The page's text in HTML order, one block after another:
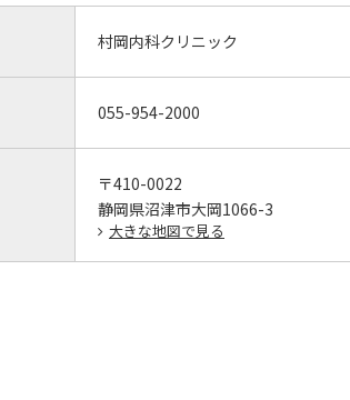
村岡内科クリニック
055-954-2000
〒410-0022
静岡県沼津市大岡1066-3
大きな地図で見る